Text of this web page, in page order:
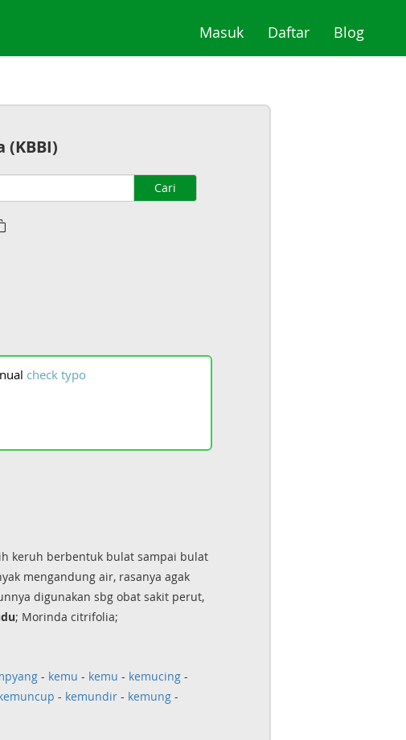
Masuk(current)
Daftar(current)
Blog
(KBBI)
Cari
check typo
keruh berbentuk bulat sampai bulat
mengandung air, rasanya agak
digunakan sbg obat sakit perut,
; Morinda citrifolia;
- kemu - kemu - kemucing-
- kemundir- kemung-